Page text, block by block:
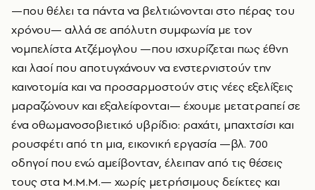
—που θέλει τα πάντα να βελτιώνονται στο πέρας του
χρόνου— αλλά σε απόλυτη συμφωνία με τον
νομπελίστα Ατζέμογλου —που ισχυρίζεται πως έθνη
και λαοί που αποτυγχάνουν να ενστερνιστούν την
καινοτομία και να προσαρμοστούν στις νέες εξελίξεις
μαραζώνουν και εξαλείφονται— έχουμε μετατραπεί σε
ένα οθωμανοσοβιετικό υβρίδιο: ραχάτι, μπαχτσίσι και
ρουσφέτι από τη μια, εικονική εργασία —βλ. 700
οδηγοί που ενώ αμείβονταν, έλειπαν από τις θέσεις
τους στα Μ.Μ.Μ.— χωρίς μετρήσιμους δείκτες και